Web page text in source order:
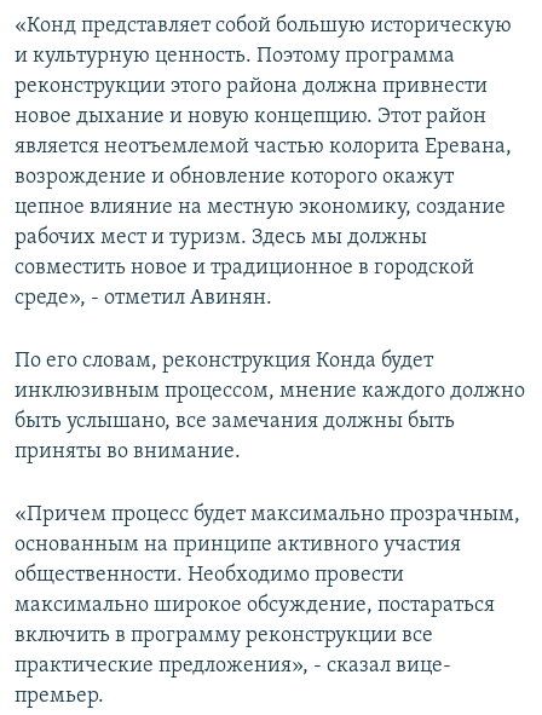
«Конд представляет собой большую историческую
и культурную ценность. Поэтому программа
реконструкции этого района должна привнести
новое дыхание и новую концепцию. Этот район
является неотъемлемой частью колорита Еревана,
возрождение и обновление которого окажут
цепное влияние на местную экономику, создание
рабочих мест и туризм. Здесь мы должны
совместить новое и традиционное в городской
среде», - отметил Авинян.
По его словам, реконструкция Конда будет
инклюзивным процессом, мнение каждого должно
быть услышано, все замечания должны быть
приняты во внимание.
«Причем процесс будет максимально прозрачным,
основанным на принципе активного участия
общественности. Необходимо провести
максимально широкое обсуждение, постараться
включить в программу реконструкции все
практические предложения», - сказал вице-
премьер.